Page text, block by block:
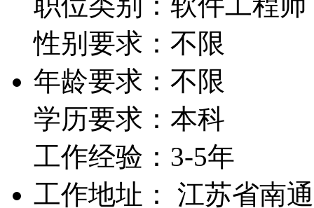
性别要求：不限
年龄要求：不限
学历要求：本科
工作经验：3-5年
工作地址： 江苏省南